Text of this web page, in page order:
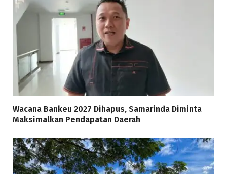
Wacana Bankeu 2027 Dihapus, Samarinda Diminta
Maksimalkan Pendapatan Daerah